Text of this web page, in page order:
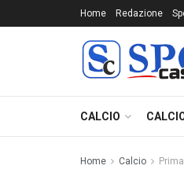
Home Redazione
CALCIO
Home Calcio